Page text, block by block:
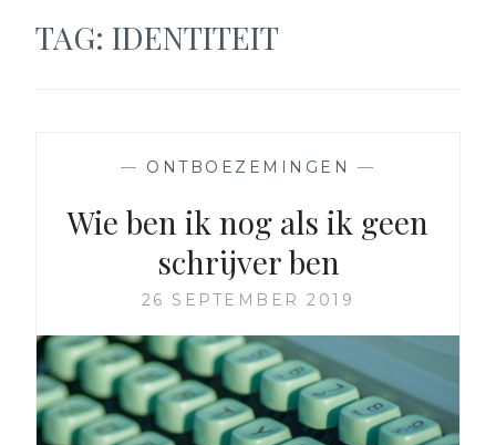
TAG:IDENTITEIT
— ONTBOEZEMINGEN —
Wie ben ik nog als ik geen
schrijver ben
26 SEPTEMBER 2019